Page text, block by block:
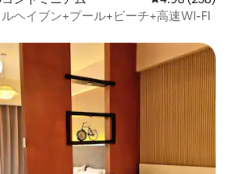
ヘイブン+プール+ビーチ+高速WI-FI
スです。